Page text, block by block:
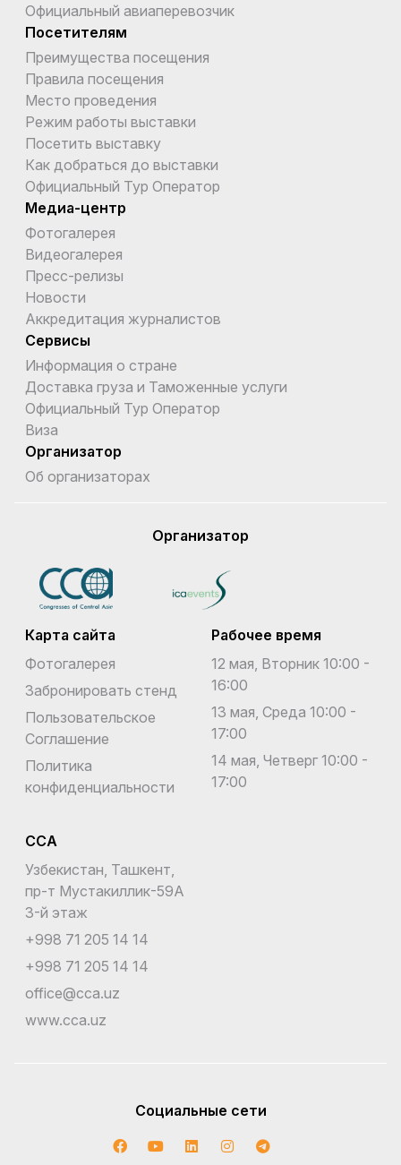
Официальный авиаперевозчик
Посетителям
Преимущества посещения
Правила посещения
Место проведения
Режим работы выставки
Посетить выставку
Как добраться до выставки
Официальный Тур Оператор
Медиа-центр
Фотогалерея
Видеогалерея
Пресс-релизы
Новости
Аккредитация журналистов
Сервисы
Информация о стране
Доставка груза и Таможенные услуги
Официальный Тур Оператор
Виза
Организатор
Об организаторах
Организатор
Карта сайта
Фотогалерея
Забронировать стенд
Пользовательское
Соглашение
Политика
конфиденциальности
Рабочее время
12 мая, Вторник 10:00 -
16:00
13 мая, Среда 10:00 -
17:00
14 мая, Четверг 10:00 -
17:00
CCA
Узбекистан, Ташкент,
пр-т Мустакиллик-59A
3-й этаж
+998 71 205 14 14
+998 71 205 14 14
office@cca.uz
www.cca.uz
Социальные сети